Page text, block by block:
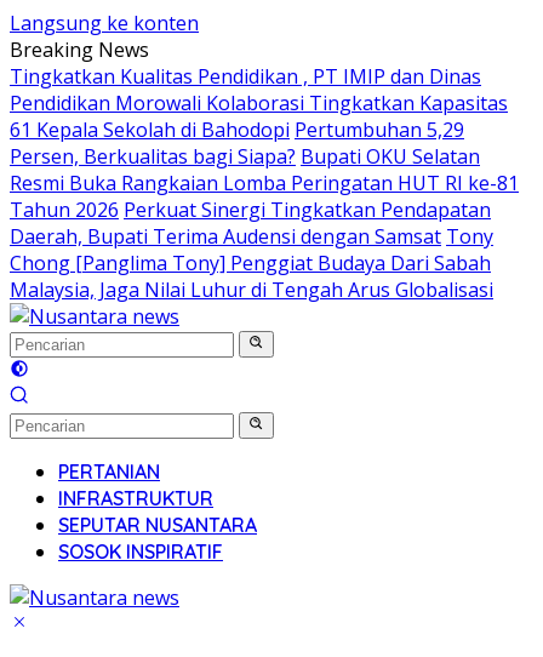
Langsung ke konten
Breaking News
Tingkatkan Kualitas Pendidikan , PT IMIP dan Dinas
Pendidikan Morowali Kolaborasi Tingkatkan Kapasitas
61 Kepala Sekolah di Bahodopi Pertumbuhan 5,29
Persen, Berkualitas bagi Siapa? Bupati OKU Selatan
Resmi Buka Rangkaian Lomba Peringatan HUT RI ke-81
Tahun 2026 Perkuat Sinergi Tingkatkan Pendapatan
Daerah, Bupati Terima Audensi dengan Samsat Tony
Chong [Panglima Tony] Penggiat Budaya Dari Sabah
Malaysia, Jaga Nilai Luhur di Tengah Arus Globalisasi
PERTANIAN
INFRASTRUKTUR
SEPUTAR NUSANTARA
SOSOK INSPIRATIF